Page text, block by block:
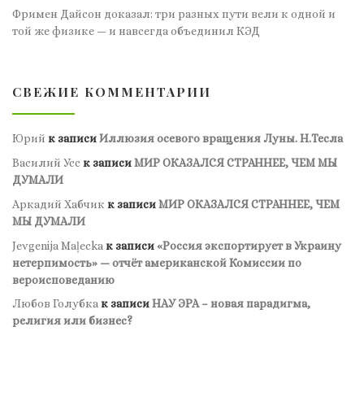
Фримен Дайсон доказал: три разных пути вели к одной и
той же физике — и навсегда объединил КЭД
СВЕЖИЕ КОММЕНТАРИИ
Юрий к записиИллюзия осевого вращения Луны. Н.Тесла
Василий Усс к записиМИР ОКАЗАЛСЯ СТРАННЕЕ, ЧЕМ МЫ
ДУМАЛИ
Аркадий Хабчик к записиМИР ОКАЗАЛСЯ СТРАННЕЕ, ЧЕМ
МЫ ДУМАЛИ
Jevgenija Maļecka к записи«Россия экспортирует в Украину
нетерпимость» — отчёт американской Комиссии по
вероисповеданию
Любов Голубкак записиНАУ ЭРА – новая парадигма,
религия или бизнес?